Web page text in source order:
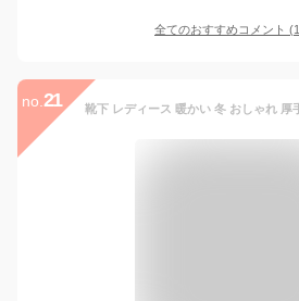
全てのおすすめコメント (1
no. 21